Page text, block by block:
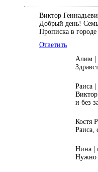
Виктор
Добрый день!
Прописка в
Ответить
Алим |
Раиса |
и без
Костя
Раиса,
Нина |
Нужно